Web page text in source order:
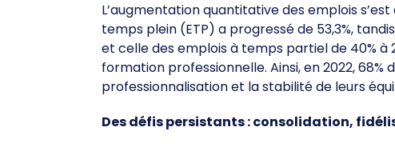
L’augmentation quantitative des emplois
temps plein (ETP) a progressé de 53,3%,
et celle des emplois à temps partiel de 40%
formation professionnelle. Ainsi, en 2022,
professionnalisation et la stabilité de leurs
Des défis persistants : consolidation,